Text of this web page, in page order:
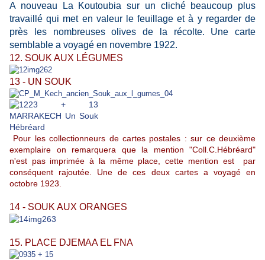
A nouveau La Koutoubia sur un cliché beaucoup plus
travaillé qui met en valeur le feuillage et à y regarder de
près les nombreuses olives de la récolte. Une carte
semblable a voyagé en novembre 1922.
12. SOUK AUX LÉGUMES
13 - UN SOUK
Pour les collectionneurs de cartes postales : sur ce deuxième
exemplaire on remarquera que la mention "Coll.C.Hébréard"
n'est pas imprimée à la même place, cette mention est par
conséquent rajoutée. Une de ces deux cartes a voyagé en
octobre 1923.
14 - SOUK AUX ORANGES
15. PLACE DJEMAA EL FNA